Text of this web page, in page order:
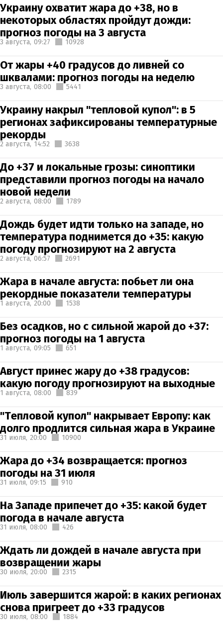
Украину охватит жара до +38, но в
некоторых областях пройдут дожди:
прогноз погоды на 3 августа
3 августа, 09:27 10928
От жары +40 градусов до ливней со
шквалами: прогноз погоды на неделю
3 августа, 08:00 5441
Украину накрыл "тепловой купол": в 5
регионах зафиксированы температурные
рекорды
2 августа, 14:52 3638
До +37 и локальные грозы: синоптики
представили прогноз погоды на начало
новой недели
2 августа, 08:00 1789
Дождь будет идти только на западе, но
температура поднимется до +35: какую
погоду прогнозируют на 2 августа
2 августа, 06:57 2691
Жара в начале августа: побьет ли она
рекордные показатели температуры
1 августа, 20:00 1538
Без осадков, но с сильной жарой до +37:
прогноз погоды на 1 августа
1 августа, 09:05 651
Август принес жару до +38 градусов:
какую погоду прогнозируют на выходные
1 августа, 08:00 839
"Тепловой купол" накрывает Европу: как
долго продлится сильная жара в Украине
31 июля, 20:00 10900
Жара до +34 возвращается: прогноз
погоды на 31 июля
31 июля, 09:15 910
На Западе припечет до +35: какой будет
погода в начале августа
31 июля, 08:00 426
Ждать ли дождей в начале августа при
возвращении жары
30 июля, 20:00 2315
Июль завершится жарой: в каких регионах
снова пригреет до +33 градусов
30 июля, 08:00 1884